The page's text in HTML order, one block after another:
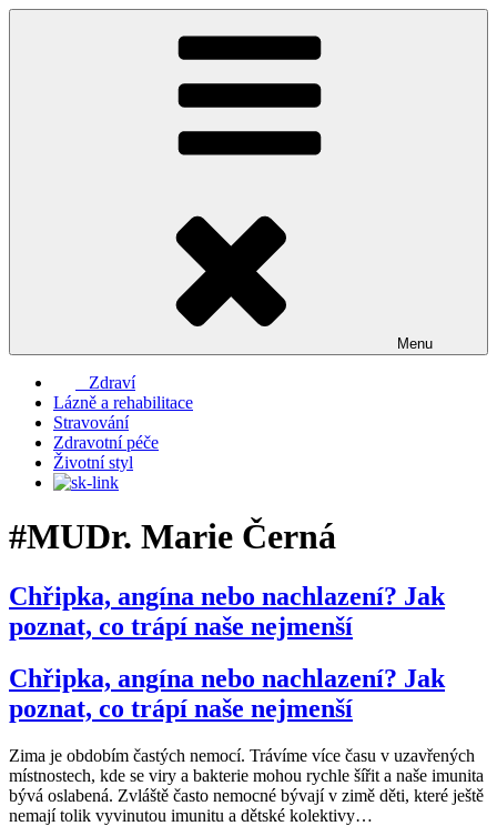
Přejít
Menu
Zdraví
Lázně a rehabilitace
Stravování
Zdravotní péče
Životní styl
#MUDr. Marie Černá
Chřipka, angína nebo nachlazení? Jak
poznat, co trápí naše nejmenší
Chřipka, angína nebo nachlazení? Jak
poznat, co trápí naše nejmenší
Zima je obdobím častých nemocí. Trávíme více času v uzavřených
místnostech, kde se viry a bakterie mohou rychle šířit a naše imunita
bývá oslabená. Zvláště často nemocné bývají v zimě děti, které ještě
nemají tolik vyvinutou imunitu a dětské kolektivy…